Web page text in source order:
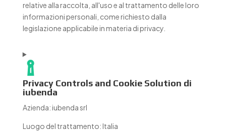
relative alla raccolta, all'uso e al trattamento delle loro
informazioni personali, come richiesto dalla
legislazione applicabile in materia di privacy.
Privacy Controls and Cookie Solution di
iubenda
Azienda:iubenda srl
Luogo del trattamento:Italia